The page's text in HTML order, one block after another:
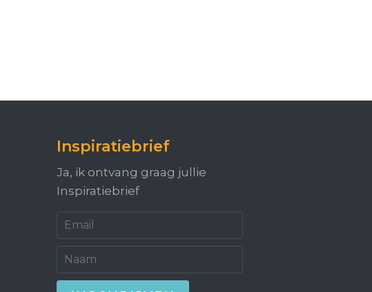
Inspiratiebrief
Ja, ik ontvang graag jullie
Inspiratiebrief